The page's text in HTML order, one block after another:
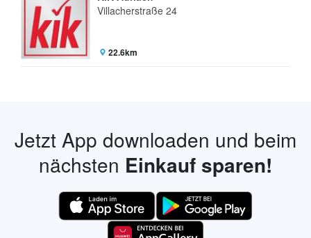
Villacherstraße 24
22.6km
Jetzt App downloaden und beim
nächsten Einkauf sparen!